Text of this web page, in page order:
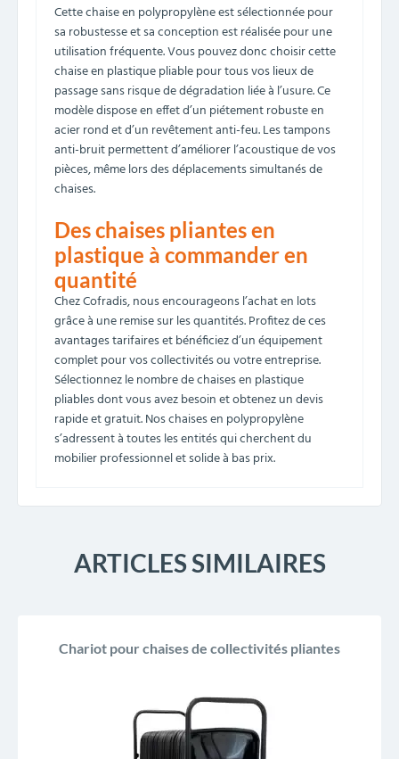
Cette chaise en polypropylène est sélectionnée pour
sa robustesse et sa conception est réalisée pour une
utilisation fréquente. Vous pouvez donc choisir cette
chaise en plastique pliable pour tous vos lieux de
passage sans risque de dégradation liée à l’usure. Ce
modèle dispose en effet d’un piétement robuste en
acier rond et d’un revêtement anti-feu. Les tampons
anti-bruit permettent d’améliorer l’acoustique de vos
pièces, même lors des déplacements simultanés de
chaises.
Des chaises pliantes en
plastique à commander en
quantité
Chez Cofradis, nous encourageons l’achat en lots
grâce à une remise sur les quantités. Profitez de ces
avantages tarifaires et bénéficiez d’un équipement
complet pour vos collectivités ou votre entreprise.
Sélectionnez le nombre de chaises en plastique
pliables dont vous avez besoin et obtenez un devis
rapide et gratuit. Nos chaises en polypropylène
s’adressent à toutes les entités qui cherchent du
mobilier professionnel et solide à bas prix.
ARTICLES SIMILAIRES
Chariot pour chaises de collectivités pliantes